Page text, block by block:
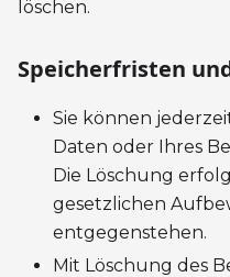
löschen.
Speicherfristen
Sie können
Daten oder Ihres
Die Löschung
gesetzlichen
entgegenstehen.
Mit Löschung des